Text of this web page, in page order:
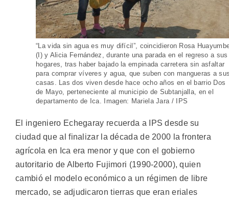
“La vida sin agua es muy difícil”, coincidieron Rosa
(I) y Alicia Fernández, durante una parada en el regreso a sus
hogares, tras haber bajado la empinada carretera sin asfaltar
para comprar víveres y agua, que suben con mangueras a
casas. Las dos viven desde hace ocho años en el barrio Dos
de Mayo, perteneciente al municipio de Subtanjalla, en el
departamento de Ica. Imagen: Mariela Jara / IPS
El ingeniero Echegaray recuerda a IPS desde su
ciudad que al finalizar la década de 2000 la frontera
agrícola en Ica era menor y que con el gobierno
autoritario de Alberto Fujimori (1990-2000), quien
cambió el modelo económico a un régimen de libre
mercado, se adjudicaron tierras que eran eriales